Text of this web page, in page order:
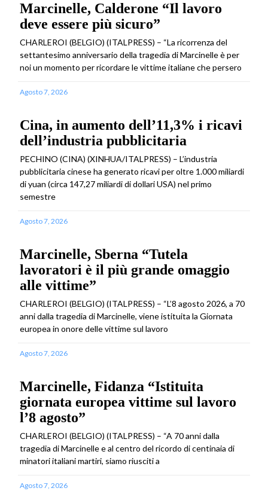
Marcinelle, Calderone “Il lavoro
deve essere più sicuro”
CHARLEROI (BELGIO) (ITALPRESS) – “La ricorrenza del
settantesimo anniversario della tragedia di Marcinelle è per
noi un momento per ricordare le vittime italiane che persero
Agosto 7, 2026
Cina, in aumento dell’11,3% i ricavi
dell’industria pubblicitaria
PECHINO (CINA) (XINHUA/ITALPRESS) – L’industria
pubblicitaria cinese ha generato ricavi per oltre 1.000 miliardi
di yuan (circa 147,27 miliardi di dollari USA) nel primo
semestre
Agosto 7, 2026
Marcinelle, Sberna “Tutela
lavoratori è il più grande omaggio
alle vittime”
CHARLEROI (BELGIO) (ITALPRESS) – “L’8 agosto 2026, a 70
anni dalla tragedia di Marcinelle, viene istituita la Giornata
europea in onore delle vittime sul lavoro
Agosto 7, 2026
Marcinelle, Fidanza “Istituita
giornata europea vittime sul lavoro
l’8 agosto”
CHARLEROI (BELGIO) (ITALPRESS) – “A 70 anni dalla
tragedia di Marcinelle e al centro del ricordo di centinaia di
minatori italiani martiri, siamo riusciti a
Agosto 7, 2026